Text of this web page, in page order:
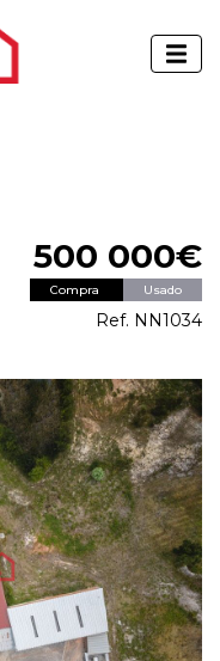
500 000€
Compra Usado
Ref. NN1034